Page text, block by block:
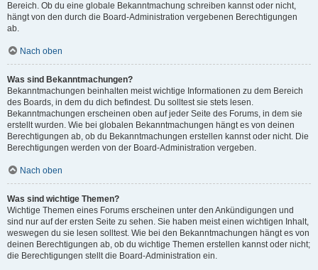
Bereich. Ob du eine globale Bekanntmachung schreiben kannst oder nicht,
hängt von den durch die Board-Administration vergebenen Berechtigungen
ab.
Nach oben
Was sind Bekanntmachungen?
Bekanntmachungen beinhalten meist wichtige Informationen zu dem Bereich
des Boards, in dem du dich befindest. Du solltest sie stets lesen.
Bekanntmachungen erscheinen oben auf jeder Seite des Forums, in dem sie
erstellt wurden. Wie bei globalen Bekanntmachungen hängt es von deinen
Berechtigungen ab, ob du Bekanntmachungen erstellen kannst oder nicht. Die
Berechtigungen werden von der Board-Administration vergeben.
Nach oben
Was sind wichtige Themen?
Wichtige Themen eines Forums erscheinen unter den Ankündigungen und
sind nur auf der ersten Seite zu sehen. Sie haben meist einen wichtigen Inhalt,
weswegen du sie lesen solltest. Wie bei den Bekanntmachungen hängt es von
deinen Berechtigungen ab, ob du wichtige Themen erstellen kannst oder nicht;
die Berechtigungen stellt die Board-Administration ein.